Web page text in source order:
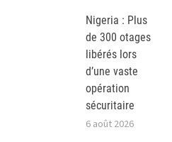
Nigeria : Plus
de 300 otages
libérés lors
d’une vaste
opération
sécuritaire
6 août 2026